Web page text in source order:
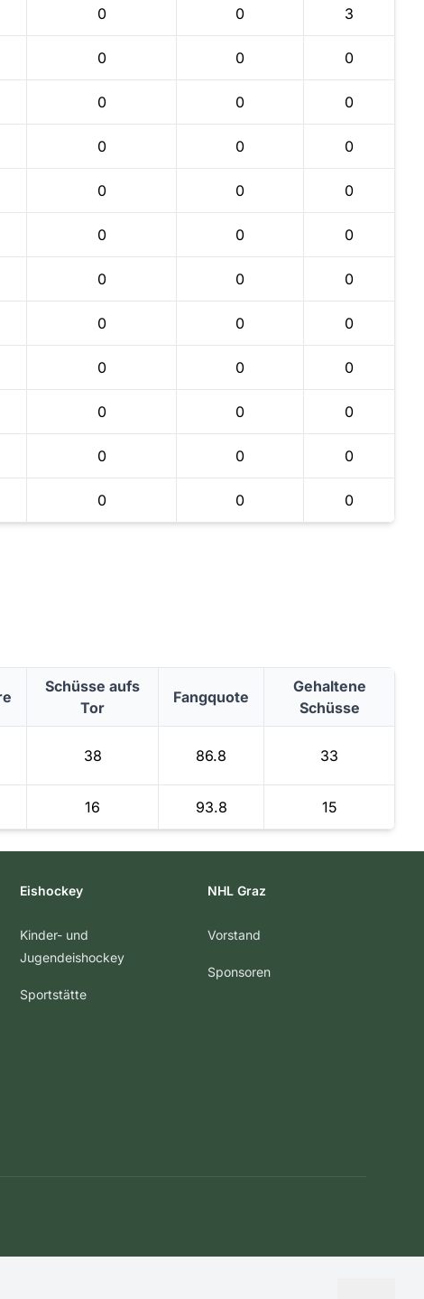
0 0 3
0 0 0
0 0 0
0 0 0
0 0 0
0 0 0
0 0 0
0 0 0
0 0 0
0 0 0
0 0 0
0 0 0
Schüsse aufs
Tor
Fangquote
Gehaltene
Schüsse
38 86.8 33
16 93.8 15
Eishockey
Kinder- und
Jugendeishockey
Sportstätte
NHL Graz
Vorstand
Sponsoren